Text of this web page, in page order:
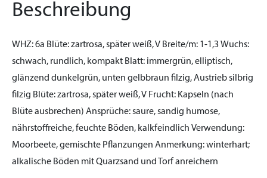
Beschreibung
WHZ:6a Blüte:zartrosa, später weiß, V Breite/m: 1-1,3 Wuchs:
schwach, rundlich, kompakt Blatt: immergrün, elliptisch,
glänzend dunkelgrün, unten gelbbraun filzig, Austrieb silbrig
filzig Blüte:zartrosa, später weiß, V Frucht: Kapseln (nach
Blüte ausbrechen) Ansprüche:saure, sandig humose,
nährstoffreiche, feuchte Böden, kalkfeindlich Verwendung:
Moorbeete, gemischte Pflanzungen Anmerkung:winterhart;
alkalische Böden mit Quarzsand und Torf anreichern